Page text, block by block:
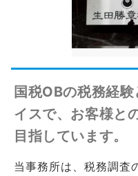
国税OBの税務経
イスで、お客様と
目指しています。
当事務所は、税務調査